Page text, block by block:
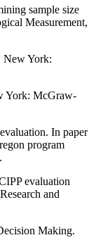
sample size
Measurement,
New York:
York: McGraw-
In paper
program
evaluation
and
Making.